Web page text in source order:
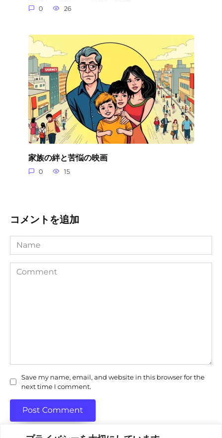
0 26
家族の絆と苦悩の映画
0 15
コメントを追加
Name
Comment
Save my name, email, and website in this browser for the
next time I comment.